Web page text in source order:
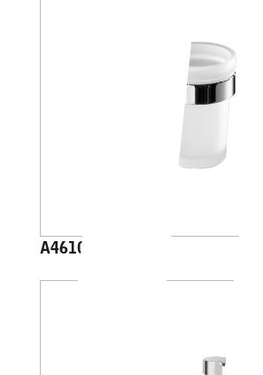
A46100